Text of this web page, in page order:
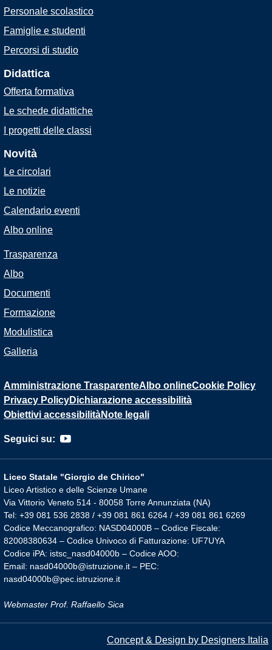
Personale scolastico
Famiglie e studenti
Percorsi di studio
Didattica
Offerta formativa
Le schede didattiche
I progetti delle classi
Novità
Le circolari
Le notizie
Calendario eventi
Albo online
Trasparenza
Albo
Documenti
Formazione
Modulistica
Galleria
Amministrazione TrasparenteAlbo onlineCookie Policy
Privacy PolicyDichiarazione accessibilità
Obiettivi accessibilitàNote legali
Seguici su:
Liceo Statale "Giorgio de Chirico"
Liceo Artistico e delle Scienze Umane
Via Vittorio Veneto 514 - 80058 Torre Annunziata (NA)
Tel: +39 081 536 2838 / +39 081 861 6264 / +39 081 861 6269
Codice Meccanografico: NASD04000B – Codice Fiscale:
82008380634 – Codice Univoco di Fatturazione: UF7UYA
Codice iPA: istsc_nasd04000b – Codice AOO:
Email: nasd04000b@istruzione.it – PEC:
nasd04000b@pec.istruzione.it
Webmaster Prof. Raffaello Sica
Concept & Design by Designers Italia